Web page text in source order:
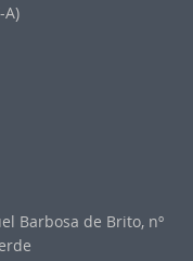
A)
Barbosa de Brito, nº